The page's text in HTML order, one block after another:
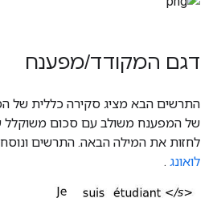
דגם המקודד/מפענח
התרשים הבא מציג סקירה כללית של
של המפענח משולב עם סכום משוקלל
לחזות את המילה הבאה. התרשים
לואונג .